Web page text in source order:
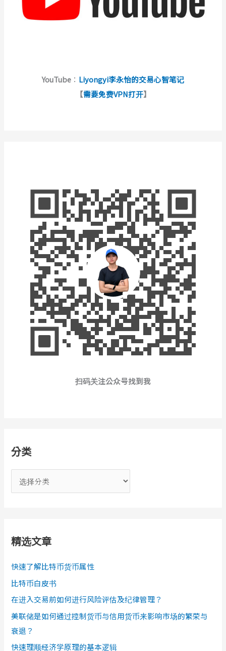
YouTube ： Liyongyi李永怡的交易心智笔记
【需要免费VPN打开】
扫码关注公众号找到我
分类
类
精选文章
快速了解比特币货币属性
比特币白皮书
在进入交易前如何进行风险评估及纪律管理？
美联储是如何通过控制货币与信用货币来影响市场的繁荣与
衰退？
快速理顺经济学原理的基本逻辑